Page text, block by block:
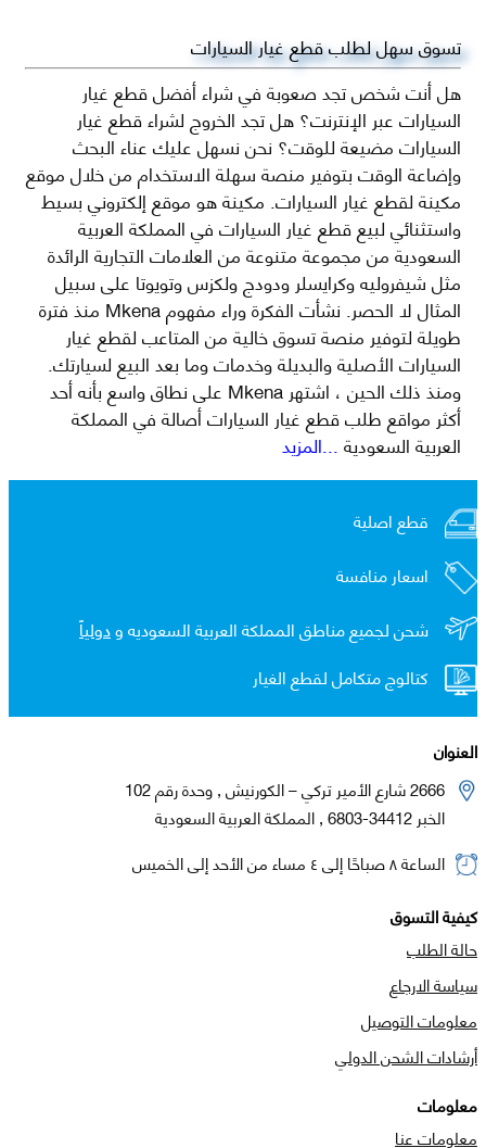
تسوق سهل لطلب قطع غيار السيارات
هل أنت شخص تجد صعوبة في شراء أفضل قطع غيار
السيارات عبر الإنترنت؟ هل تجد الخروج لشراء قطع غيار
السيارات مضيعة للوقت؟ نحن نسهل عليك عناء البحث
وإضاعة الوقت بتوفير منصة سهلة الاستخدام من خلال موقع
مكينة لقطع غيار السيارات. مكينة هو موقع إلكتروني بسيط
واستثنائي لبيع قطع غيار السيارات في المملكة العربية
السعودية من مجموعة متنوعة من العلامات التجارية الرائدة
مثل شيفروليه وكرايسلر ودودج ولكزس وتويوتا على سبيل
المثال لا الحصر. نشأت الفكرة وراء مفهوم Mkena منذ فترة
طويلة لتوفير منصة تسوق خالية من المتاعب لقطع غيار
السيارات الأصلية والبديلة وخدمات وما بعد البيع لسيارتك.
ومنذ ذلك الحين ، اشتهر Mkena على نطاق واسع بأنه أحد
أكثر مواقع طلب قطع غيار السيارات أصالة في المملكة
العربية السعودية...المزيد
قطع اصلية
اسعار منافسة
شحن لجميع مناطق المملكة العربية السعوديه ودولياً
كتالوج متكامل لقطع الغيار
العنوان
2666 شارع الأمير تركي – الكورنيش , وحدة رقم 102
الخبر 34412-6803 , المملكة العربية السعودية
الساعة ٨ صباحًا إلى ٤ مساء من الأحد إلى الخميس
كيفية التسوق
حالة الطلب
سياسة الارجاع
معلومات التوصيل
أرشادات الشحن الدولي
معلومات
معلومات عنا